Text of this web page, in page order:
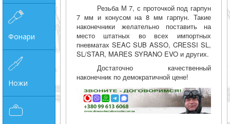
Фонари
Ножи
Резьба М 7, с проточкой под гарпун
7 мм и конусом на 8 мм гарпун. Такие
наконечники желательно поставить на
место штатных во всех импортных
пневматах SEAC SUB ASSO, CRESSI SL,
SL/STAR, MARES SYRANO EVO и других.
Достаточно качественный
наконечник по демократичной цене!